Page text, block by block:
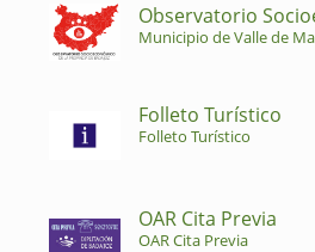
Observatorio
Municipio de Valle de
Folleto Turístico
Folleto Turístico
OAR Cita Previa
OAR Cita Previa